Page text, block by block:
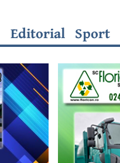
Editorial Sport